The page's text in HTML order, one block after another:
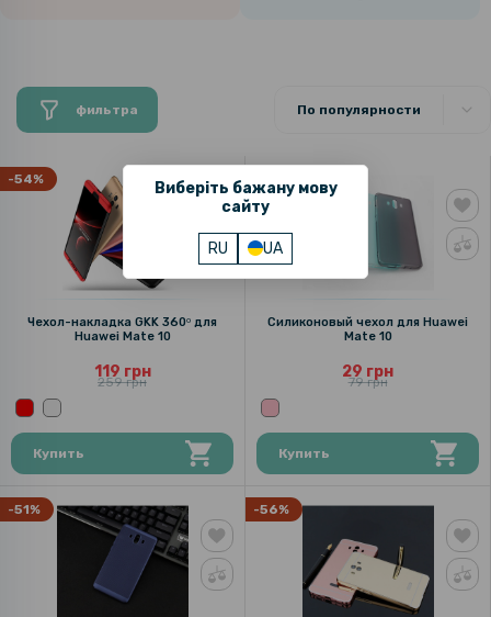
Виберіть бажану мову
сайту
RU UA
фильтра По популярности
-54%
Чехол-накладка GKK 360ᵒ для
Huawei Mate 10
119 грн
259 грн
Купить
Силиконовый чехол для Huawei
Mate 10
29 грн
79 грн
Купить
-51% -56%